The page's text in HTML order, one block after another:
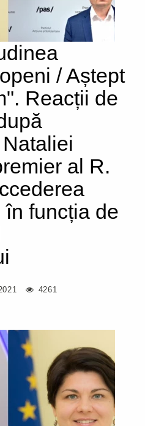
/ Aștept
Reacții de
al R.
în funcția de
4261